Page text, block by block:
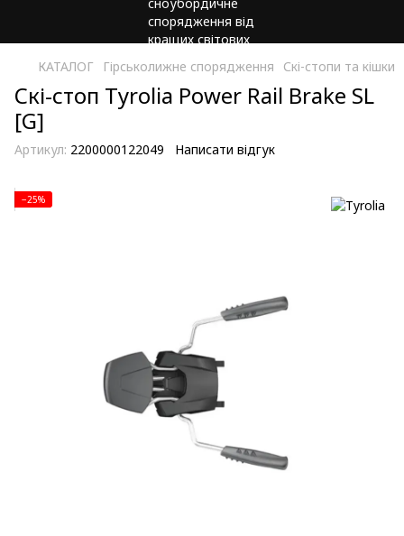
КАТАЛОГ Гірськолижне спорядження Скі-стопи та кішки
Скі-стоп Tyrolia Power Rail Brake SL
[G]
Артикул: 2200000122049 Написати відгук
−25%